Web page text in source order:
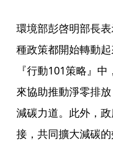
環境部彭啓明部長
種政策都開始轉動
『行動101策略』
來協助推動淨零排
減碳力道。此外，
接，共同擴大減碳的